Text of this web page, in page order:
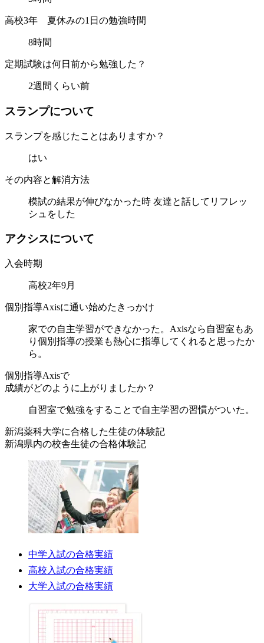
高校3年 夏休みの1日の勉強時間
8時間
定期試験は何日前から勉強した？
2週間くらい前
スランプについて
スランプを感じたことはありますか？
はい
その内容と解消方法
模試の結果が伸びなかった時 友達と話してリフレッ
シュをした
アクシスについて
入会時期
高校2年9月
個別指導Axisに通い始めたきっかけ
家での自主学習ができなかった。Axisなら自習室もあ
り個別指導の授業も熱心に指導してくれると思ったか
ら。
個別指導Axisで
成績がどのように上がりましたか？
自習室で勉強をすることで自主学習の習慣がついた。
新潟薬科大学に合格した生徒の体験記
新潟県内の校舎生徒の合格体験記
中学入試の合格実績
高校入試の合格実績
大学入試の合格実績